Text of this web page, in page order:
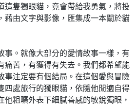
這隻獨眼貓，竟會帶給我勇氣，將投
藉由文字與影像，匯集成一本關於貓
事。就像大部分的愛情故事一樣，有
痛苦，有獲得有失去。我們都希望能
事注定要有個結局。在這個愛與冒險
四處旅行的獨眼貓，依隨他閒適自得
他粗曠外表下細膩善感的敏銳獨眼，